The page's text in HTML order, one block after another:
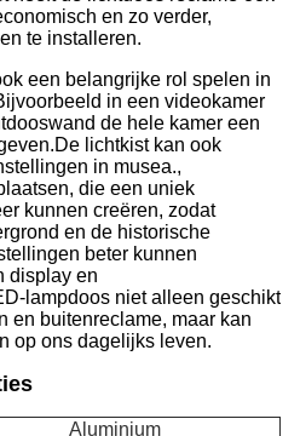
en zo verder,
te installeren.
een belangrijke rol spelen in
in een videokamer
de hele kamer een
lichtkist kan ook
in musea.,
die een uniek
kunnen creëren, zodat
en de historische
beter kunnen
display en
lampdoos niet alleen geschikt
en buitenreclame, maar kan
op ons dagelijks leven.
Aluminium